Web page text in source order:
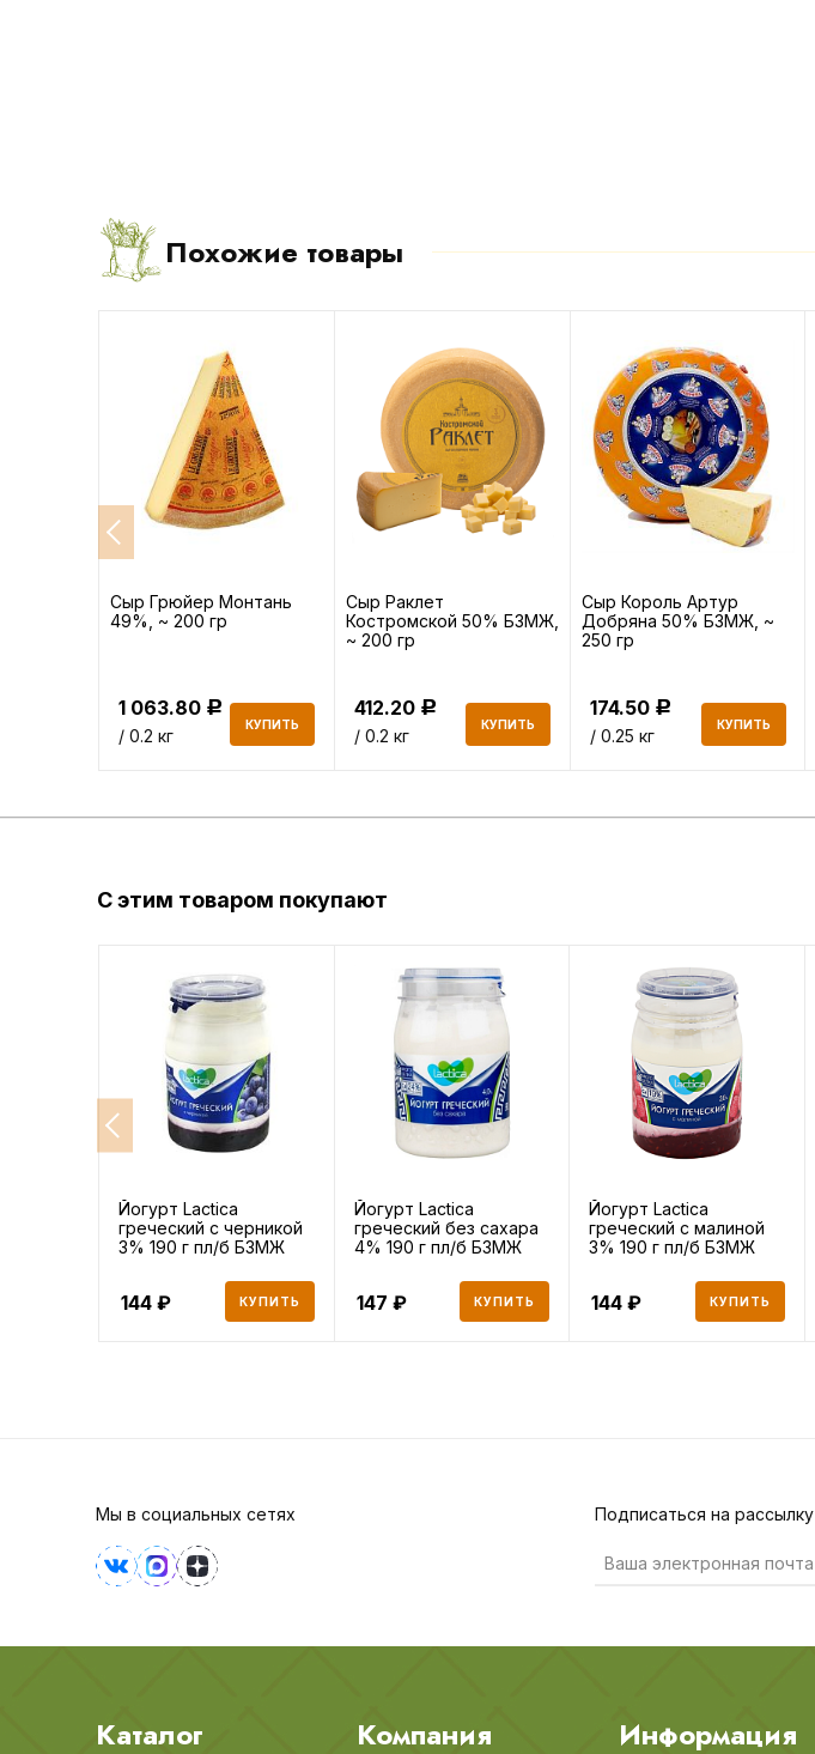
Похожие товары
Сыр Грюйер Монтань
49%, ~ 200 гр
1 063.80 Р
/ 0.2 кг
КУПИТЬ
Сыр Раклет
Костромской 50% БЗМЖ,
~ 200 гр
412.20 Р
/ 0.2 кг
КУПИТЬ
Сыр Король Артур
Добряна 50% БЗМЖ, ~
250 гр
174.50 Р
/ 0.25 кг
КУПИТЬ
С этим товаром покупают
Йогурт Lactica
греческий с черникой
3% 190 г пл/б БЗМЖ
144 КУПИТЬ
Йогурт Lactica
греческий без сахара
4% 190 г пл/б БЗМЖ
147 КУПИТЬ
Йогурт Lactica
греческий с малиной
3% 190 г пл/б БЗМЖ
144 КУПИТЬ
Мы в социальных сетях Подписаться на рассылку
Каталог Компания Информация